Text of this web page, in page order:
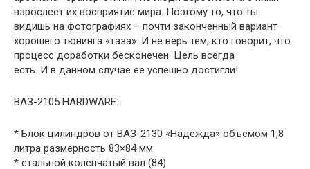
взрослеет их восприятие мира. Поэтому то, что ты
видишь на фотографиях – почти законченный вариант
хорошего тюнинга «таза». И не верь тем, кто говорит, что
процесс доработки бесконечен. Цель всегда
есть. И в данном случае ее успешно достигли!
ВАЗ-2105 HARDWARE:
* Блок цилиндров от ВАЗ-2130 «Надежда» объемом 1,8
литра размерность 83×84 мм
* стальной коленчатый вал (84)